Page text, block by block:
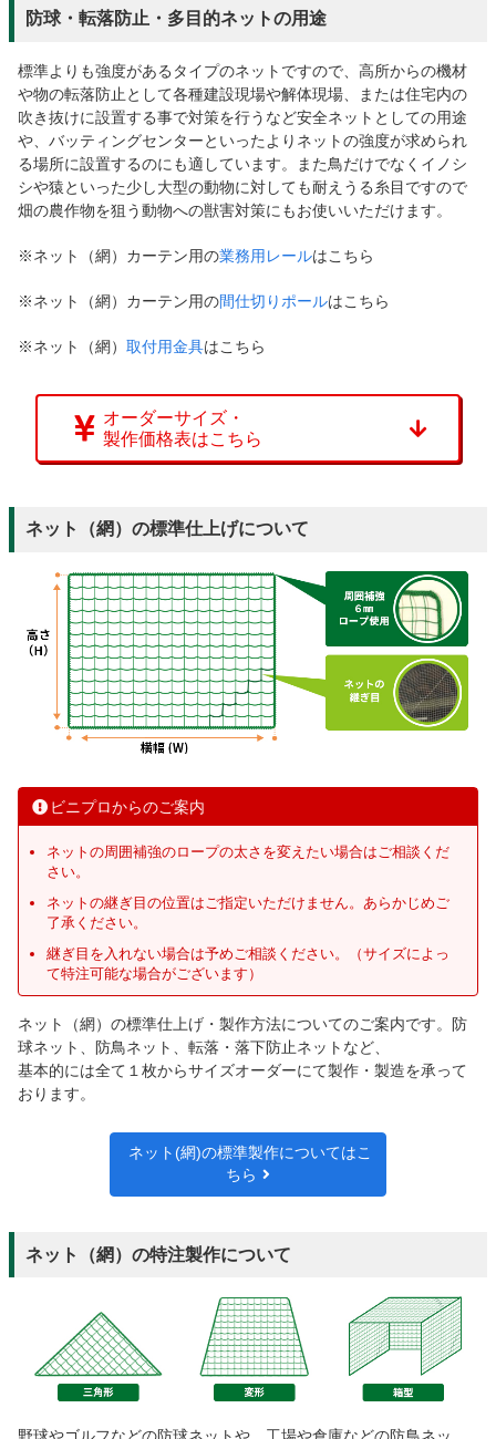
防球・転落防止・多目的ネットの用途
標準よりも強度があるタイプのネットですので、高所からの機材
や物の転落防止として各種建設現場や解体現場、または住宅内の
吹き抜けに設置する事で対策を行うなど安全ネットとしての用途
や、バッティングセンターといったよりネットの強度が求められ
る場所に設置するのにも適しています。また鳥だけでなくイノシ
シや猿といった少し大型の動物に対しても耐えうる糸目ですので
畑の農作物を狙う動物への獣害対策にもお使いいただけます。
※ネット（網）カーテン用の業務用レールはこちら
※ネット（網）カーテン用の間仕切りポールはこちら
※ネット（網） 取付用金具はこちら
オーダーサイズ・
製作価格表はこちら
ネット（網）の標準仕上げについて
ビニプロからのご案内
ネットの周囲補強のロープの太さを変えたい場合はご相談くだ
さい。
ネットの継ぎ目の位置はご指定いただけません。あらかじめご
了承ください。
継ぎ目を入れない場合は予めご相談ください。（サイズによっ
て特注可能な場合がございます）
ネット（網）の標準仕上げ・製作方法についてのご案内です。防
球ネット、防鳥ネット、転落・落下防止ネットなど、
基本的には全て１枚からサイズオーダーにて製作・製造を承って
おります。
ネット(網)の標準製作についてはこ
ちら
ネット（網）の特注製作について